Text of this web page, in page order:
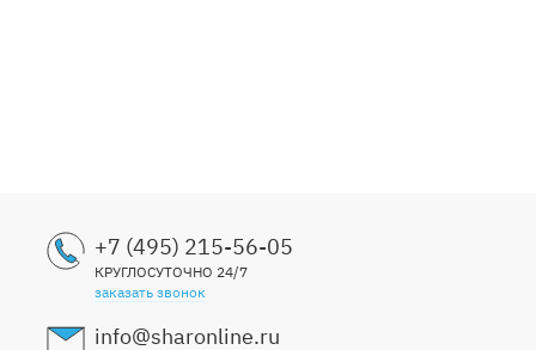
+7 (495) 215-56-05
КРУГЛОСУТОЧНО 24/7
заказать звонок
info@sharonline.ru